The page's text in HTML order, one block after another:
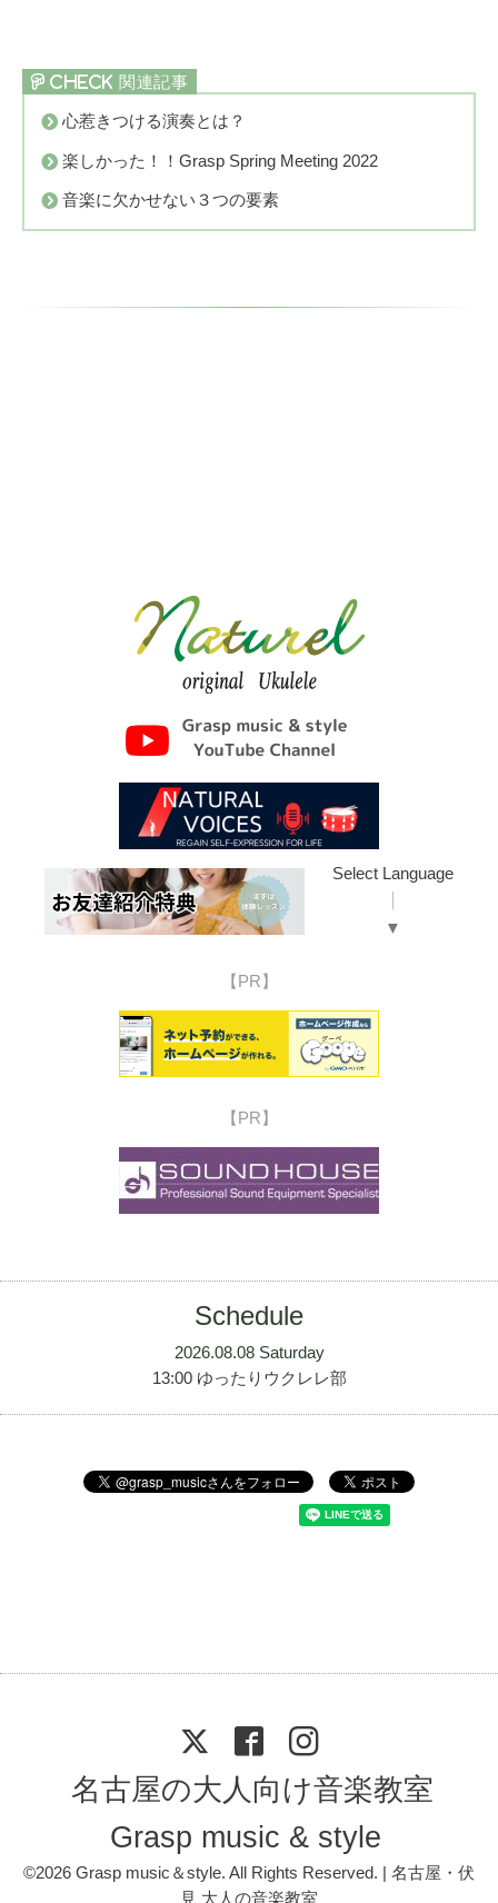
心惹きつける演奏とは？
楽しかった！！Grasp Spring Meeting 2022
音楽に欠かせない３つの要素
Select Language
▼
【PR】
【PR】
Schedule
2026.08.08 Saturday
13:00 ゆったりウクレレ部
名古屋の大人向け音楽教室
Grasp music & style
©2026 Grasp music＆style. All Rights Reserved. | 名古屋・伏
見 大人の音楽教室